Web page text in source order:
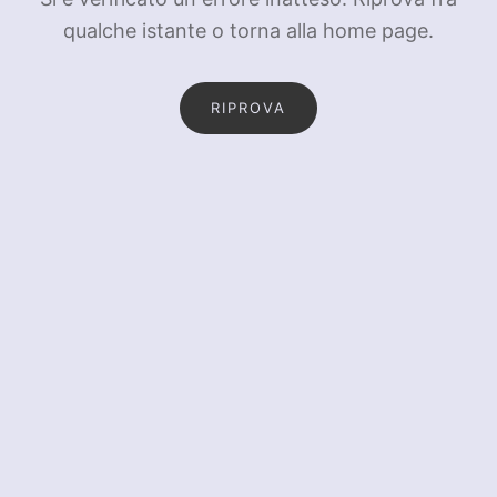
qualche istante o torna alla home page.
RIPROVA